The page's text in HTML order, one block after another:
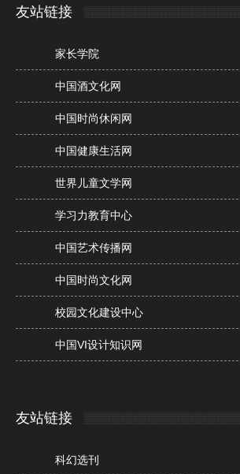
友站链接
家长学院
中国酒文化网
中国时尚休闲网
中国健康生活网
世界儿童文学网
学习力教育中心
中国艺术传播网
中国时尚文化网
校园文化建设中心
中国VI设计知识网
友站链接
科幻选刊